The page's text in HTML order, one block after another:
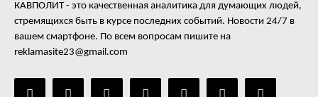
КАВПОЛИТ - это качественная аналитика для думающих людей,
стремящихся быть в курсе последних событий. Новости 24/7 в
вашем смартфоне. По всем вопросам пишите на
reklamasite23@gmail.com